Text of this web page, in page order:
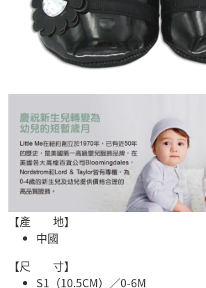
【產 地】
中國
【尺 寸】
S1（10.5CM）／0-6M